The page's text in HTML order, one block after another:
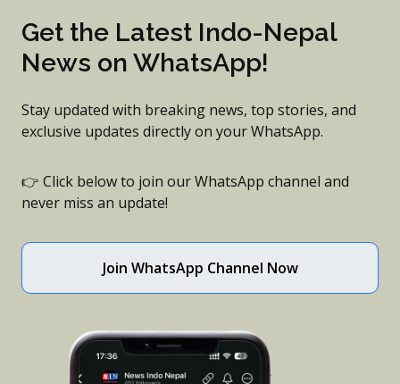
Get the Latest Indo-Nepal
News on WhatsApp!
Stay updated with breaking news, top stories, and
exclusive updates directly on your WhatsApp.
👉 Click below to join our WhatsApp channel and
never miss an update!
Join WhatsApp Channel Now